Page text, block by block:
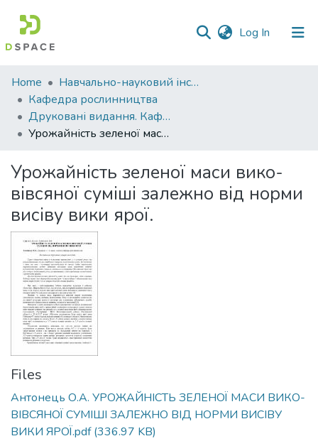
Log In (current)
Communities
&
Collections
All of DSpace
Statistics
Home
Навчально-науковий інститут агротехнологій, селекції та екології
Кафедра рослинництва
Друковані видання. Кафедра рослинництва
Урожайність зеленої маси вико-вівсяної суміші залежно від норми висіву вики ярої.
Урожайність зеленої маси вико-
вівсяної суміші залежно від норми
висіву вики ярої.
Files
Антонець О.А. УРОЖАЙНІСТЬ ЗЕЛЕНОЇ МАСИ ВИКО-
ВІВСЯНОЇ СУМІШІ ЗАЛЕЖНО ВІД НОРМИ ВИСІВУ
ВИКИ ЯРОЇ.pdf(336.97 KB)